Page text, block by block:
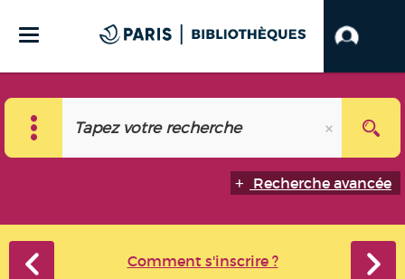
Recherche avancée
Comment s'inscrire ?